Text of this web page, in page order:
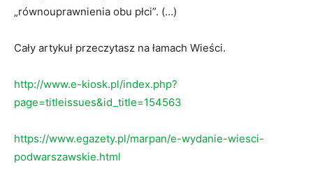
„równouprawnienia obu płci”. (…)
Cały artykuł przeczytasz na łamach Wieści.
http://www.e-kiosk.pl/index.php?
page=titleissues&id_title=154563
https://www.egazety.pl/marpan/e-wydanie-wiesci-
podwarszawskie.html